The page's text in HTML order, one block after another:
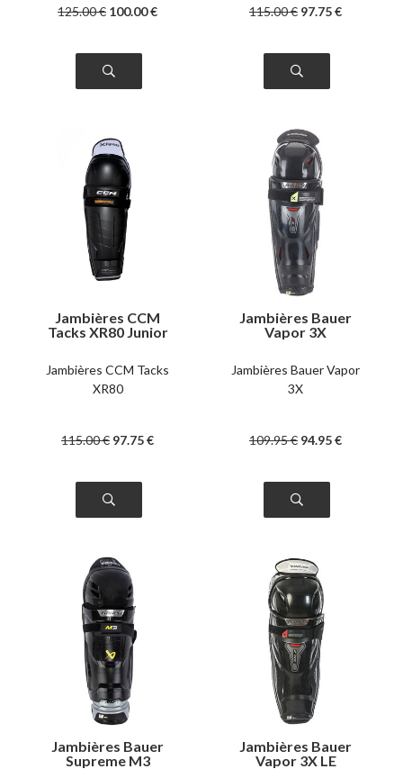
125.00€ 100.00€ 115.00€ 97.75€
Jambières CCM
Tacks XR80 Junior
Jambières CCM Tacks
XR80
115.00€ 97.75€
Jambières Bauer
Vapor 3X
Jambières Bauer Vapor
3X
109.95€ 94.95€
Jambières Bauer
Supreme M3
Jambières Bauer
Vapor 3X LE